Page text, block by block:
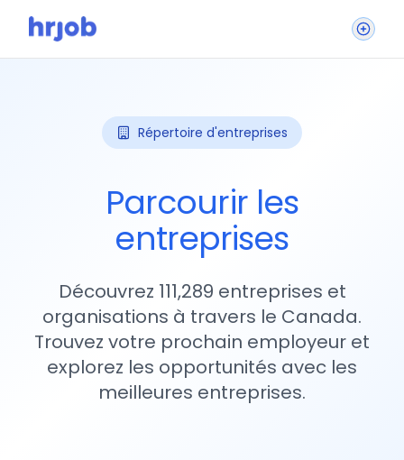
Répertoire d'entreprises
Parcourir les
entreprises
Découvrez 111,289 entreprises et
organisations à travers le Canada.
Trouvez votre prochain employeur et
explorez les opportunités avec les
meilleures entreprises.